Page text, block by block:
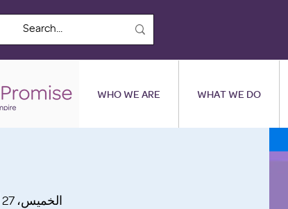
WHO WE ARE WHAT WE DO
الخميس، 27 أكتوبر